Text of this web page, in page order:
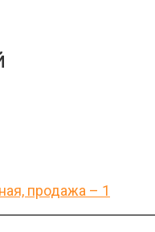
продажа – 1